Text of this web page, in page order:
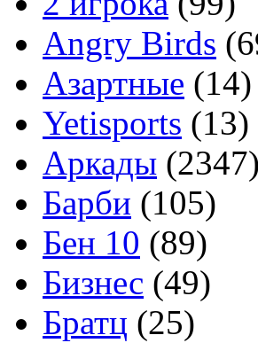
Angry Birds
Азартные (14)
Yetisports (13)
Аркады (2347)
Барби (105)
Бен 10 (89)
Бизнес (49)
Братц (25)